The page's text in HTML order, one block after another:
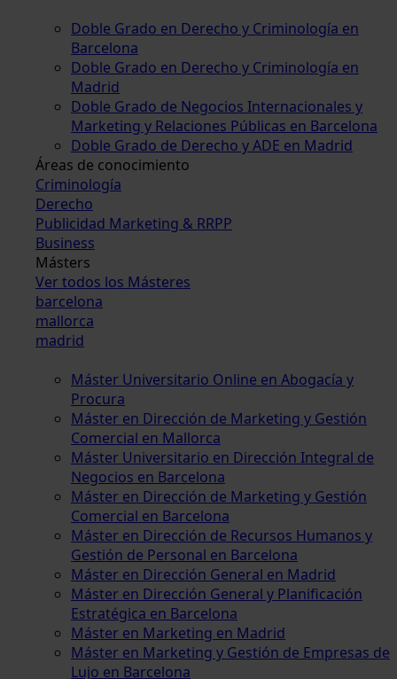
Doble Grado en Derecho y Criminología en
Barcelona
Doble Grado en Derecho y Criminología en
Madrid
Doble Grado de Negocios Internacionales y
Marketing y Relaciones Públicas en Barcelona
Doble Grado de Derecho y ADE en Madrid
Áreas de conocimiento
Criminología
Derecho
Publicidad Marketing & RRPP
Business
Másters
Ver todos los Másteres
barcelona
mallorca
madrid
Máster Universitario Online en Abogacía y
Procura
Máster en Dirección de Marketing y Gestión
Comercial en Mallorca
Máster Universitario en Dirección Integral de
Negocios en Barcelona
Máster en Dirección de Marketing y Gestión
Comercial en Barcelona
Máster en Dirección de Recursos Humanos y
Gestión de Personal en Barcelona
Máster en Dirección General en Madrid
Máster en Dirección General y Planificación
Estratégica en Barcelona
Máster en Marketing en Madrid
Máster en Marketing y Gestión de Empresas de
Lujo en Barcelona